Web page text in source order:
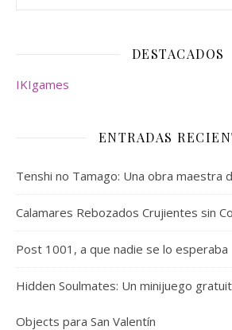
DESTACADOS
IKIgames
ENTRADAS
Tenshi no Tamago: Una obra maestra
Calamares Rebozados Crujientes sin
Post 1001, a que nadie se lo esperaba
Hidden Soulmates: Un minijuego
Objects para San Valentín